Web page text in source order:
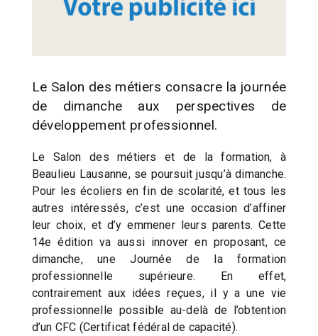
Le Salon des métiers consacre la journée
de dimanche aux perspectives de
développement professionnel.
Le Salon des métiers et de la formation, à
Beaulieu Lausanne, se poursuit jusqu’à dimanche.
Pour les écoliers en fin de scolarité, et tous les
autres intéressés, c’est une occasion d’affiner
leur choix, et d’y emmener leurs parents. Cette
14e édition va aussi innover en proposant, ce
dimanche, une Journée de la formation
professionnelle supérieure. En effet,
contrairement aux idées reçues, il y a une vie
professionnelle possible au-delà de l’obtention
d’un CFC (Certificat fédéral de capacité).